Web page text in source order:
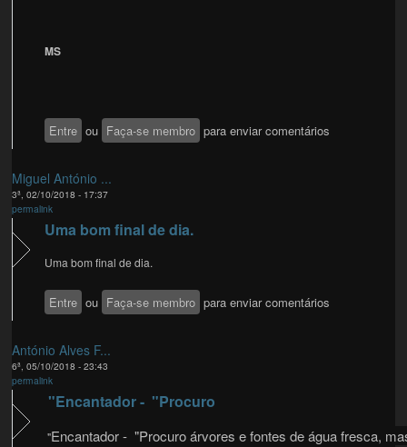
MS
Entre ou Faça-se membro para enviar comentários
Miguel António ...
3ª, 02/10/2018 - 17:37
permalink
Uma bom final de dia.
Uma bom final de dia.
Entre ou Faça-se membro para enviar comentários
António Alves F...
6ª, 05/10/2018 - 23:43
permalink
"Encantador - "Procuro
"Encantador - "Procuro árvores e fontes de água fresca,